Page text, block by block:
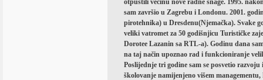
otpustili većinu nove radne snage. 1995.
sam završio u Zagrebu i Londonu. 2001.
pirotehnika) u Dresdenu(Njemačka). Svake
veliki vatromet za 50 godišnjicu Turističke
Dorotee Lazanin sa RTL-a). Godinu dana
na taj način upoznao rad i funkcioniranje
Poslijednje tri godine sam se posvetio
školovanje namijenjeno višem